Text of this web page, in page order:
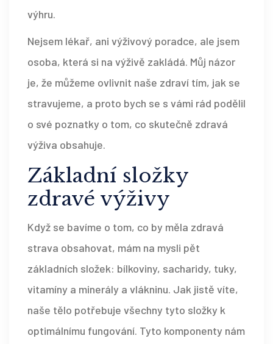
výhru.
Nejsem lékař, ani výživový poradce, ale jsem
osoba, která si na výživě zakládá. Můj názor
je, že můžeme ovlivnit naše zdraví tím, jak se
stravujeme, a proto bych se s vámi rád podělil
o své poznatky o tom, co skutečně zdravá
výživa obsahuje.
Základní složky
zdravé výživy
Když se bavíme o tom, co by měla zdravá
strava obsahovat, mám na mysli pět
základních složek: bílkoviny, sacharidy, tuky,
vitamíny a minerály a vlákninu. Jak jistě víte,
naše tělo potřebuje všechny tyto složky k
optimálnímu fungování. Tyto komponenty nám